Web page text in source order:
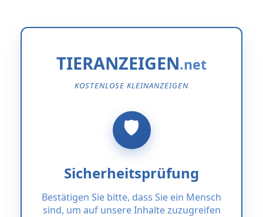
TIERANZEIGEN
KOSTENLOSE KLEINANZEIGEN
Sicherheitsprüfung
Bestätigen Sie bitte, dass Sie ein Mensch
sind, um auf unsere Inhalte zuzugreifen